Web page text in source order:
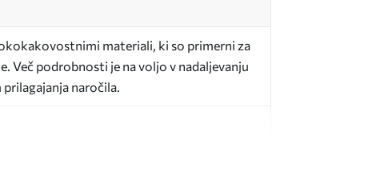
materiali, ki so primerni za
Več podrobnosti je na voljo v nadaljevanju
naročila.